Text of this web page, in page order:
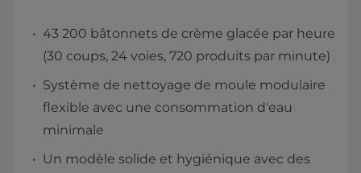
43 200 bâtonnets de crème glacée par heure
(30 coups, 24 voies, 720 produits par minute)
Système de nettoyage de moule modulaire
flexible avec une consommation d'eau
minimale
Un modèle solide et hygiénique avec des